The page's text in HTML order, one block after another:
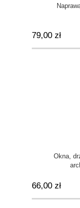
79,00 zł
Okna,
66,00 zł